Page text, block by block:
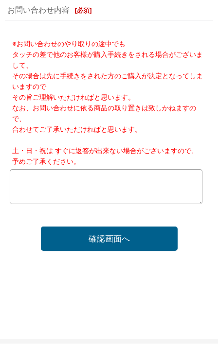
お問い合わせ内容 [必須]
※お問い合わせのやり取りの途中でも
タッチの差で他のお客様が購入手続きをされる場合がございま
して、
その場合は先に手続きをされた方のご購入が決定となってしま
いますので
その旨ご理解いただければと思います。
なお、お問い合わせに依る商品の取り置きは致しかねますの
で、
合わせてご了承いただければと思います。
土・日・祝は すぐに返答が出来ない場合がございますので、
予めご了承ください。
確認画面へ